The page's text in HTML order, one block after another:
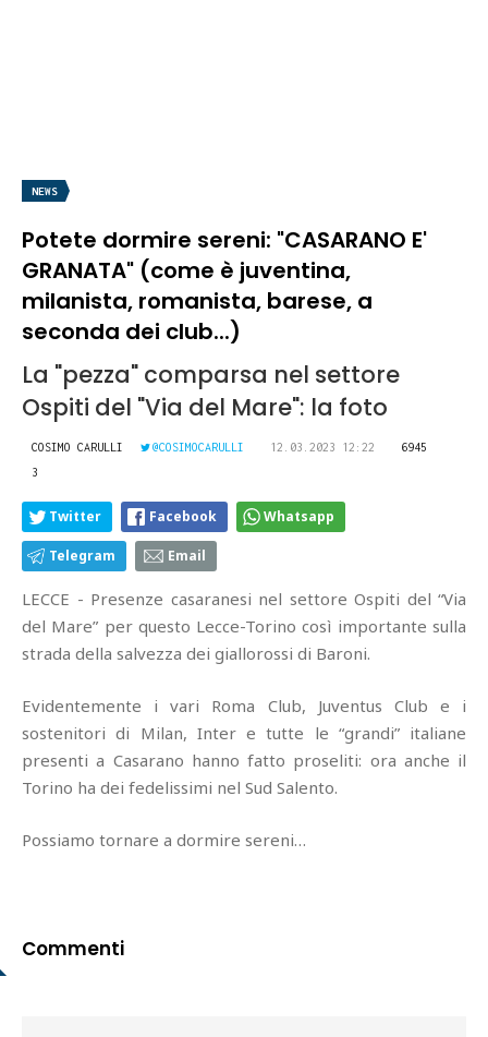
NEWS
Potete dormire sereni: "CASARANO E'
GRANATA" (come è juventina,
milanista, romanista, barese, a
seconda dei club...)
La "pezza" comparsa nel settore
Ospiti del "Via del Mare": la foto
COSIMO CARULLI @COSIMOCARULLI 12.03.2023 12:22
6945
3
Twitter Facebook Whatsapp
Telegram Email
LECCE - Presenze casaranesi nel settore Ospiti del “Via
del Mare” per questo Lecce-Torino così importante sulla
strada della salvezza dei giallorossi di Baroni.
Evidentemente i vari Roma Club, Juventus Club e i
sostenitori di Milan, Inter e tutte le “grandi” italiane
presenti a Casarano hanno fatto proseliti: ora anche il
Torino ha dei fedelissimi nel Sud Salento.
Possiamo tornare a dormire sereni…
Commenti